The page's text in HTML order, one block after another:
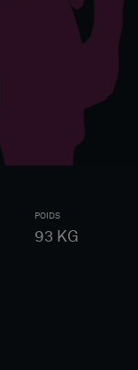
POIDS
93 KG